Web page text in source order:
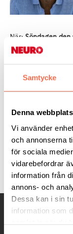
Samtycke
Denna
Vi använder
och annonserna
för sociala
vidarebefordrar
information från
annons- och
Dessa kan i sin
information som
samlat in när du
När: Söndagen
Anmäl diggenom
föreläsningen som